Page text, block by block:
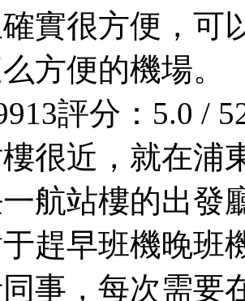
實很方便，可
方便的機場。
評分：5.0 / 5
很近，就在浦
航站樓的出發
趕早班機晚班
事，每次需要